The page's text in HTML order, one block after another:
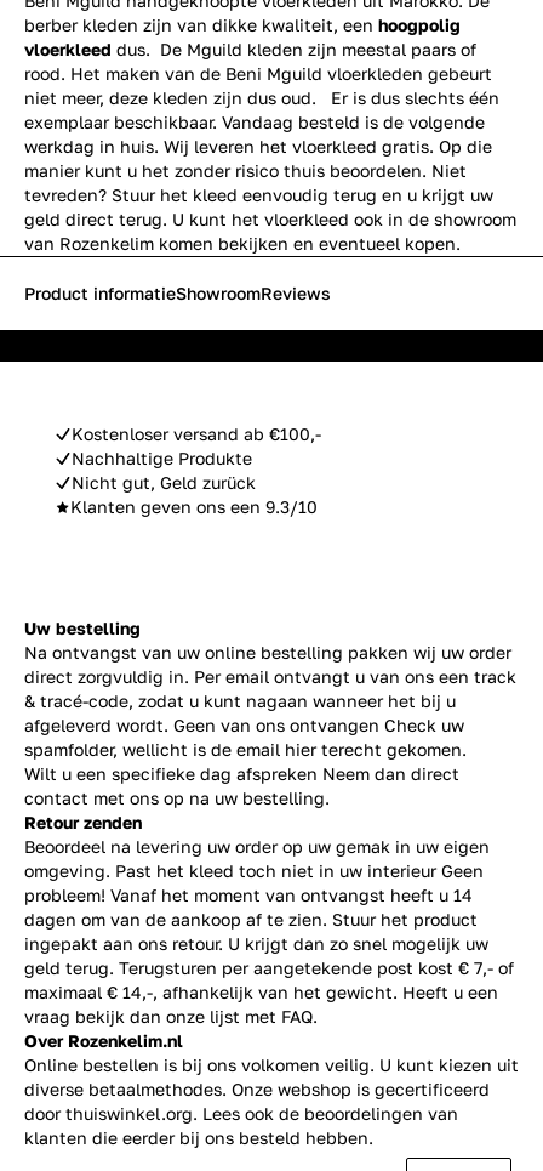
berber kleden zijn van dikke kwaliteit, een hoogpolig
vloerkleed dus. De Mguild kleden zijn meestal paars of
rood. Het maken van de Beni Mguild vloerkleden gebeurt
niet meer, deze kleden zijn dus oud. Er is dus slechts één
exemplaar beschikbaar. Vandaag besteld is de volgende
werkdag in huis. Wij leveren het vloerkleed gratis. Op die
manier kunt u het zonder risico thuis beoordelen. Niet
tevreden? Stuur het kleed eenvoudig terug en u krijgt uw
geld direct terug. U kunt het vloerkleed ook in de showroom
van Rozenkelim komen bekijken en eventueel kopen.
Kostenloser versand ab €100,-
Nachhaltige Produkte
Nicht gut, Geld zurück
Klanten geven ons een 9.3/10
Product informatieShowroomReviews
Uw bestelling
Na ontvangst van uw online bestelling pakken wij uw order
direct zorgvuldig in. Per email ontvangt u van ons een track
& tracé-code, zodat u kunt nagaan wanneer het bij u
afgeleverd wordt. Geen van ons ontvangen Check uw
spamfolder, wellicht is de email hier terecht gekomen.
Wilt u een specifieke dag afspreken Neem dan direct
contact met ons op na uw bestelling.
Retour zenden
Beoordeel na levering uw order op uw gemak in uw eigen
omgeving. Past het kleed toch niet in uw interieur Geen
probleem! Vanaf het moment van ontvangst heeft u 14
dagen om van de aankoop af te zien. Stuur het product
ingepakt aan ons retour. U krijgt dan zo snel mogelijk uw
geld terug. Terugsturen per aangetekende post kost € 7,- of
maximaal € 14,-, afhankelijk van het gewicht. Heeft u een
vraag bekijk dan onze lijst met FAQ.
Over Rozenkelim.nl
Online bestellen is bij ons volkomen veilig. U kunt kiezen uit
diverse betaalmethodes. Onze webshop is gecertificeerd
door thuiswinkel.org. Lees ook de beoordelingen van
klanten die eerder bij ons besteld hebben.